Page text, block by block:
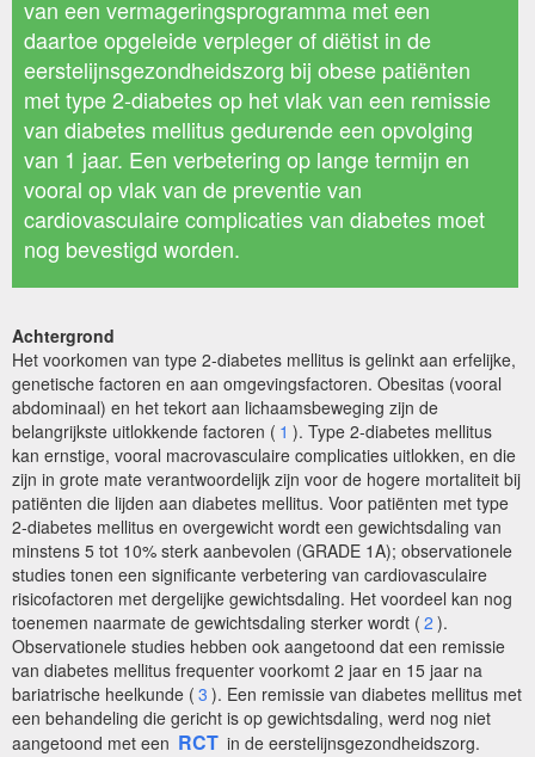
van een vermageringsprogramma met een
daartoe opgeleide verpleger of diëtist in de
eerstelijnsgezondheidszorg bij obese patiënten
met type 2-diabetes op het vlak van een remissie
van diabetes mellitus gedurende een opvolging
van 1 jaar. Een verbetering op lange termijn en
vooral op vlak van de preventie van
cardiovasculaire complicaties van diabetes moet
nog bevestigd worden.
Achtergrond
Het voorkomen van type 2-diabetes mellitus is gelinkt aan erfelijke,
genetische factoren en aan omgevingsfactoren. Obesitas (vooral
abdominaal) en het tekort aan lichaamsbeweging zijn de
belangrijkste uitlokkende factoren ( 1 ). Type 2-diabetes mellitus
kan ernstige, vooral macrovasculaire complicaties uitlokken, en die
zijn in grote mate verantwoordelijk zijn voor de hogere mortaliteit bij
patiënten die lijden aan diabetes mellitus. Voor patiënten met type
2-diabetes mellitus en overgewicht wordt een gewichtsdaling van
minstens 5 tot 10% sterk aanbevolen (GRADE 1A); observationele
studies tonen een significante verbetering van cardiovasculaire
risicofactoren met dergelijke gewichtsdaling. Het voordeel kan nog
toenemen naarmate de gewichtsdaling sterker wordt ( 2 ).
Observationele studies hebben ook aangetoond dat een remissie
van diabetes mellitus frequenter voorkomt 2 jaar en 15 jaar na
bariatrische heelkunde ( 3 ). Een remissie van diabetes mellitus met
een behandeling die gericht is op gewichtsdaling, werd nog niet
aangetoond met een RCT in de eerstelijnsgezondheidszorg.